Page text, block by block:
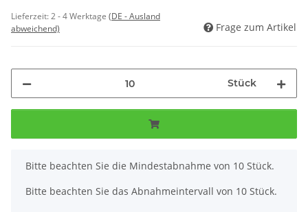
Lieferzeit:2 - 4 Werktage (DE - Ausland
abweichend)
Frage zum Artikel
Stück
x
Bitte beachten Sie die Mindestabnahme von 10 Stück.
Bitte beachten Sie das Abnahmeintervall von 10 Stück.